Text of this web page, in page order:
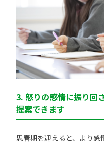
3. 怒りの感情に振り回
提案できます
思春期を迎えると、より